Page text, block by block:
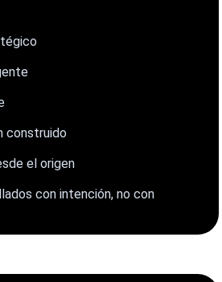
construido
el origen
con intención, no con